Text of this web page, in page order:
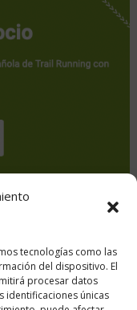
tecnologías como las
del dispositivo. El
procesar datos
identificaciones únicas